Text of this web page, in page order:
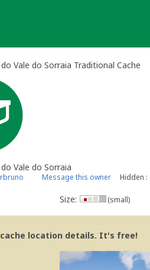
Vale do Sorraia Traditional Cache
Vale do Sorraia
Message this owner Hidden :
Size: (small)
location details. It's free!